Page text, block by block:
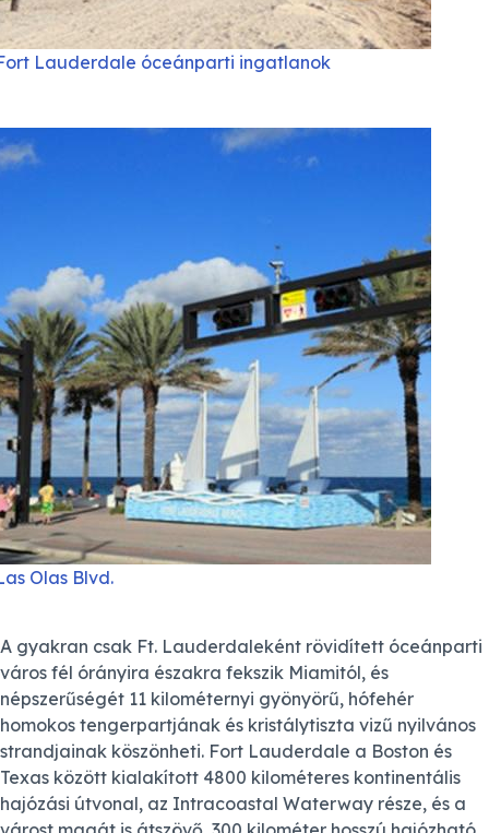
Lauderdale óceánparti ingatlanok
Olas Blvd.
A gyakran csak Ft. Lauderdaleként rövidített óceánparti
város fél órányira északra fekszik Miamitól, és
népszerűségét 11 kilométernyi gyönyörű, hófehér
homokos tengerpartjának és kristálytiszta vizű nyilvános
strandjainak köszönheti. Fort Lauderdale a Boston és
Texas között kialakított 4800 kilométeres kontinentális
hajózási útvonal, az Intracoastal Waterway része, és a